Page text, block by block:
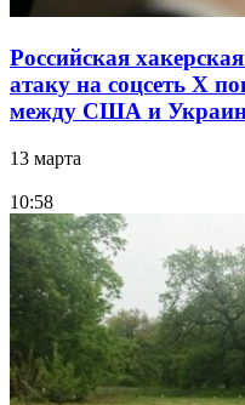
Российская
атаку на соцсеть Х
между США и
13 марта
10:58